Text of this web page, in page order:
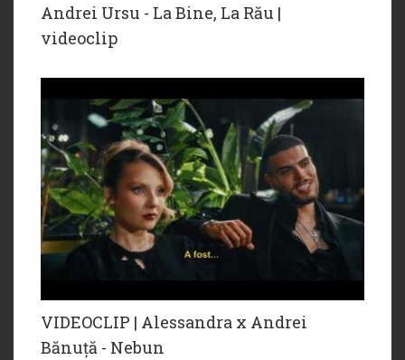
Andrei Ursu - La Bine, La Rău |
videoclip
VIDEOCLIP | Alessandra x Andrei
Bănuță - Nebun